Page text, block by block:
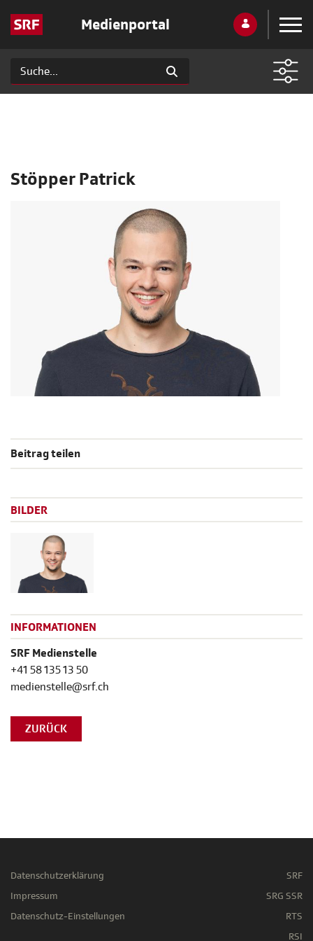
Medienportal
Stöpper Patrick
Beitrag teilen
BILDER
INFORMATIONEN
SRF Medienstelle
+41 58 135 13 50
medienstelle@srf.ch
ZURÜCK
Datenschutzerklärung
Impressum
Datenschutz-Einstellungen
SRF
SRG SSR
RTS
RSI